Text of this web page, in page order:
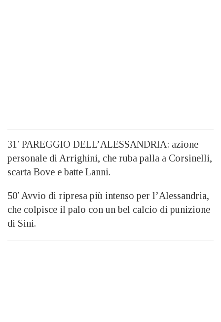
31′ PAREGGIO DELL’ALESSANDRIA: azione
personale di Arrighini, che ruba palla a Corsinelli,
scarta Bove e batte Lanni.
50′ Avvio di ripresa più intenso per l’Alessandria,
che colpisce il palo con un bel calcio di punizione
di Sini.